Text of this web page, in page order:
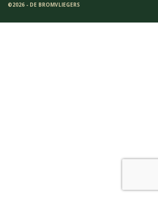
©2026 - DE BROMVLIEGERS